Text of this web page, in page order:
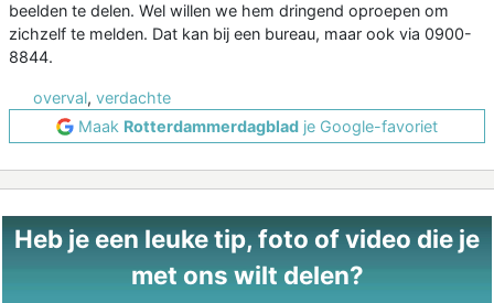
beelden te delen. Wel willen we hem dringend oproepen om
zichzelf te melden. Dat kan bij een bureau, maar ook via 0900-
8844.
overval, verdachte
Maak Rotterdammerdagblad je Google-favoriet
Heb je een leuke tip, foto of video die je
met ons wilt delen?